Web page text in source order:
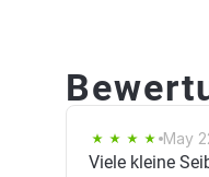
May
Viele kleine